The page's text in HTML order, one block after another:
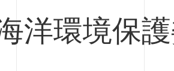
洋環境保